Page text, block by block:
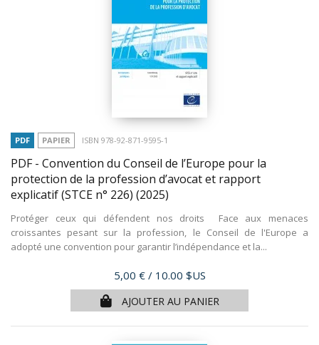
PDF PAPIER ISBN 978-92-871-9595-1
PDF - Convention du Conseil de l’Europe pour la
protection de la profession d’avocat et rapport
explicatif (STCE n° 226) (2025)
Protéger ceux qui défendent nos droits Face aux menaces
croissantes pesant sur la profession, le Conseil de l'Europe a
adopté une convention pour garantir l’indépendance et la...
Prix
5,00 € / 10.00 $US
AJOUTER AU PANIER